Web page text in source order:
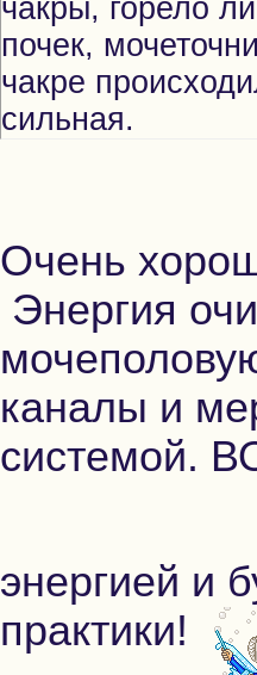
чакры, горело
почек,
чакре
сильная.
Очень
Энергия
каналы и
системой.
энергией и
практики!